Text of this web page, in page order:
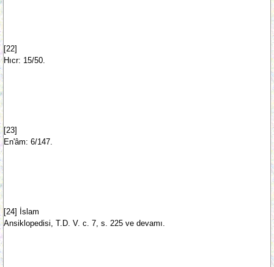
[22]
Hıcr: 15/50.
[23]
En'âm: 6/147.
[24] İslam
Ansiklopedisi, T.D. V. c. 7, s. 225 ve devamı.